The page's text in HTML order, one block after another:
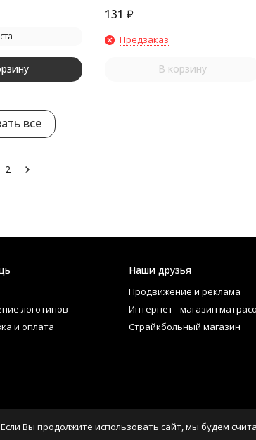
131 ₽
Предзаказ
В корзину
все
2
логотипов
и оплата
Наши друзья
Продвижение и реклама
Интернет - магазин
Страйкбольный магазин
Вы продолжите использовать сайт, мы будем